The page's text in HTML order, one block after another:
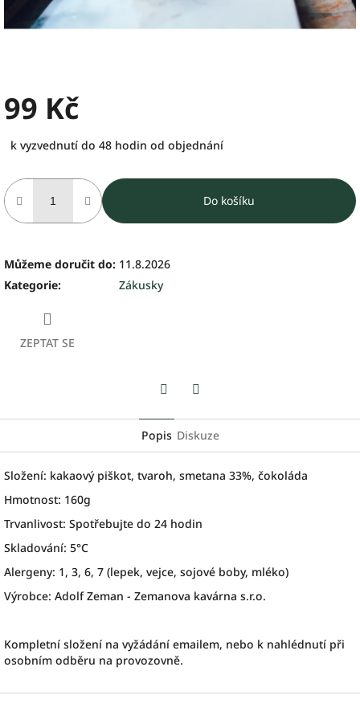
99 Kč
cena:
k vyzvednutí do 48 hodin od objednání
Do košíku
Můžeme doručit do: 11.8.2026
Kategorie: Zákusky
ZEPTAT SE
Popis Diskuze
Složení: kakaový piškot, tvaroh, smetana 33%, čokoláda
Hmotnost: 160g
Trvanlivost: Spotřebujte do 24 hodin
Skladování: 5°C
Alergeny: 1, 3, 6, 7 (lepek, vejce, sojové boby, mléko)
Výrobce: Adolf Zeman - Zemanova kavárna s.r.o.
Kompletní složení na vyžádání emailem, nebo k nahlédnutí při
osobním odběru na provozovně.